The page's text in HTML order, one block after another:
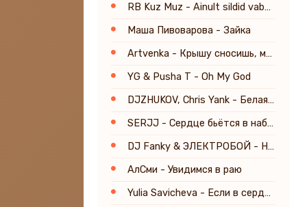
RB Kuz Muz - Ainult sildid vabariik
Маша Пивоварова - Зайка
Artvenka - Крышу сносишь, милок
YG & Pusha T - Oh My God
DJZHUKOV, Chris Yank - Белая ночь
SERJJ - Сердце бьётся в набат
DJ Fanky & ЭЛЕКТРОБОЙ - Не бойся ночи, я с тобой
АлСми - Увидимся в раю
Yulia Savicheva - Если в сердце живёт любовь